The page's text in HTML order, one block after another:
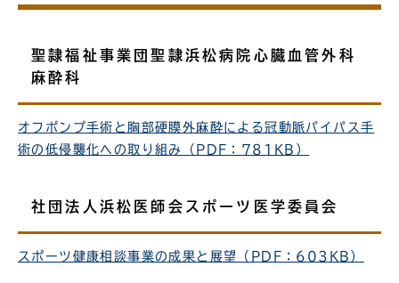
聖隷福祉事業団聖隷浜松病院心臓血管外科
麻酔科
オフポンプ手術と胸部硬膜外麻酔による冠動脈パイパス手
術の低侵襲化への取り組み（PDF：781KB）
社団法人浜松医師会スポーツ医学委員会
スポーツ健康相談事業の成果と展望（PDF：603KB）